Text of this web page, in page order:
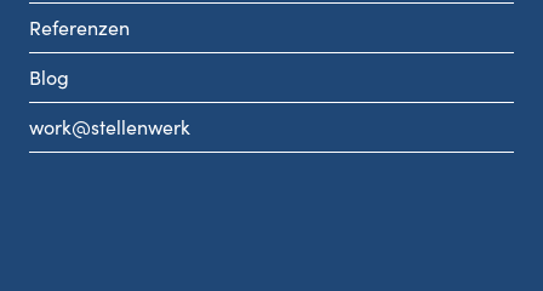
Referenzen
Blog
work@stellenwerk